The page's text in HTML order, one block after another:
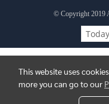
© Copyright 2019
This website uses
more you can go to our